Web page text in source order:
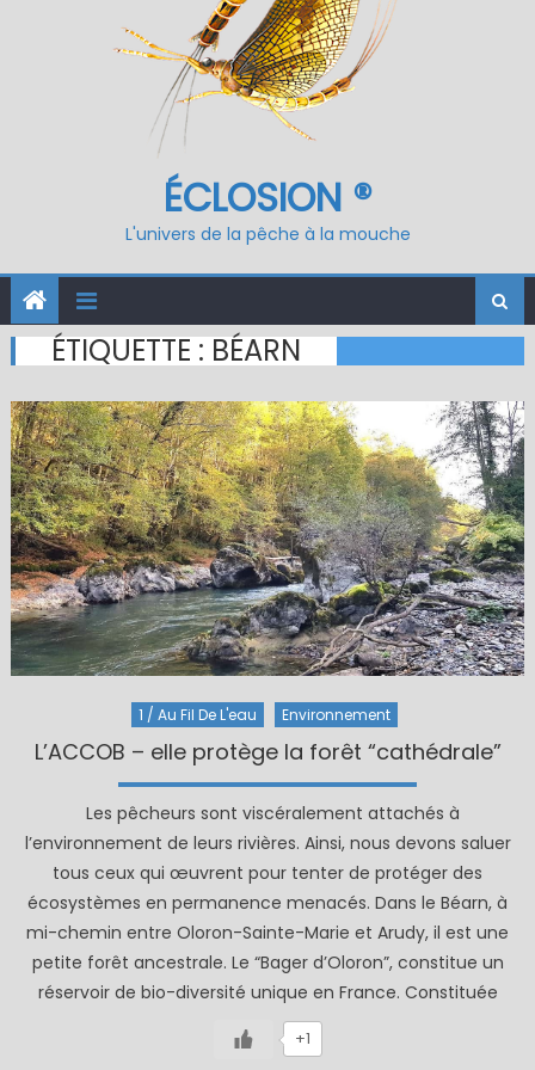
ÉCLOSION ®
L'univers de la pêche à la mouche
ÉTIQUETTE :BÉARN
1 / Au Fil De L'eau Environnement
L’ACCOB – elle protège la forêt “cathédrale”
Les pêcheurs sont viscéralement attachés à
l’environnement de leurs rivières. Ainsi, nous devons saluer
tous ceux qui œuvrent pour tenter de protéger des
écosystèmes en permanence menacés. Dans le Béarn, à
mi-chemin entre Oloron-Sainte-Marie et Arudy, il est une
petite forêt ancestrale. Le “Bager d’Oloron”, constitue un
réservoir de bio-diversité unique en France. Constituée
+1